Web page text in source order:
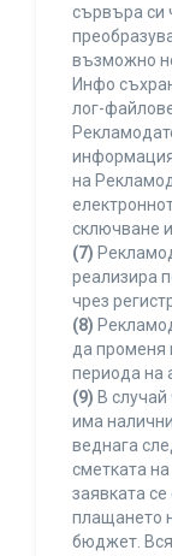
сървъра си
възможно
Инфо
лог-
на
сключване
(7)
реализира
чрез
(8)
да променя
периода на
(9) В
има
веднага
сметката
заявката
плащането
бюджет.